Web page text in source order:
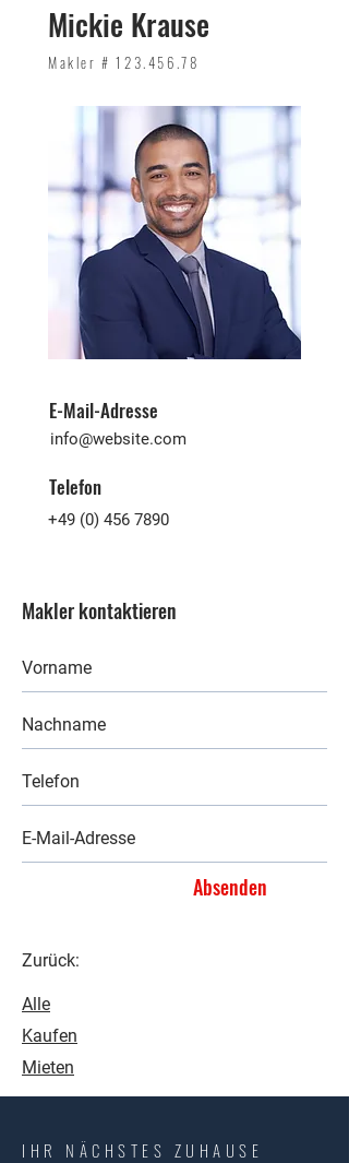
Mickie Krause
Makler #123.456.78
E-Mail-Adresse
info@website.com
Telefon
+49 (0) 456 7890
Makler kontaktieren
Absenden
Zurück:
Alle
Kaufen
Mieten
IHR NÄCHSTES ZUHAUSE